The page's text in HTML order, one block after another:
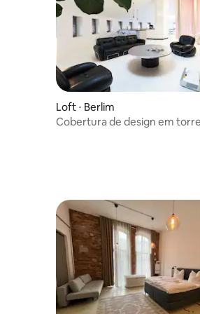
Loft ⋅ Berlim
Cobertura de design em torre